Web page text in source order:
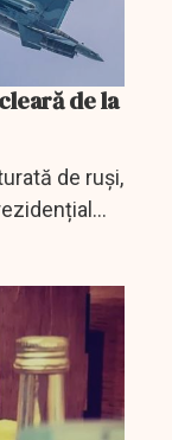
de la
de ruşi,
de Reuters.